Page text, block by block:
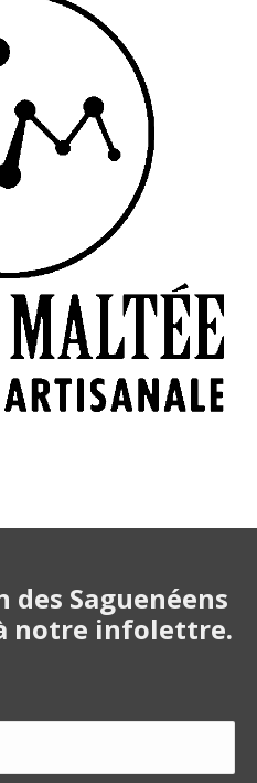
des Saguenéens
notre infolettre.